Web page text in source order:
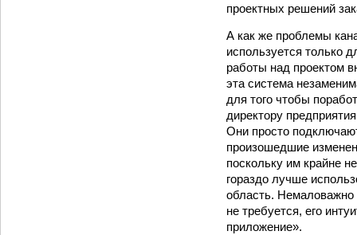
проектных решений
А как же проблемы
используется только
работы над проектом
эта система
для того чтобы
директору
Они просто
произошедшие
поскольку им крайне
гораздо лучше
область. Немаловажно
не требуется, его
приложение».